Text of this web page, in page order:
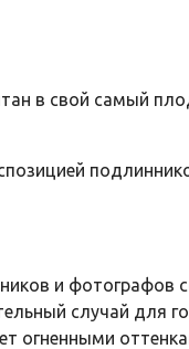
в свой самый
и фотографов
случай для
огненными